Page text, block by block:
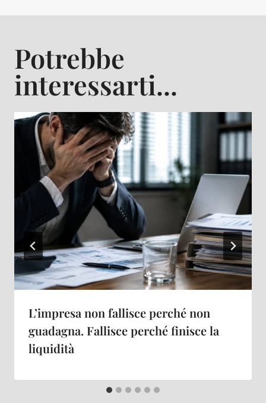
Potrebbe
interessarti...
L’impresa non fallisce perché non
guadagna. Fallisce perché finisce la
liquidità